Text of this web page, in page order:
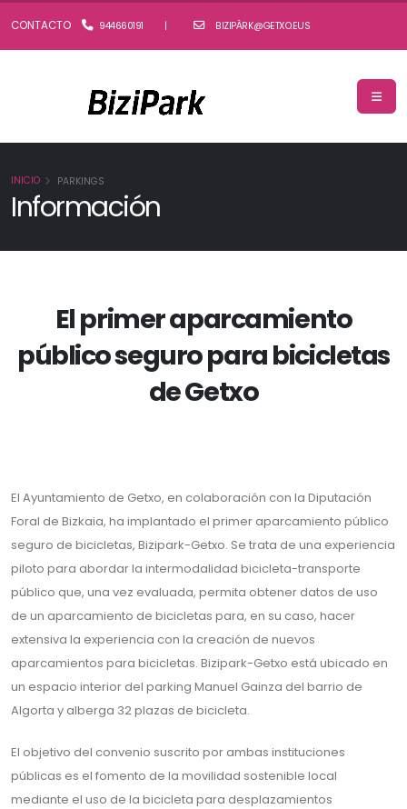
CONTACTO 944660191 | BIZIPÀRK@GETXO.EUS
INICIO PARKINGS
Información
El primer aparcamiento
público seguro para bicicletas
de Getxo
El Ayuntamiento de Getxo, en colaboración con la Diputación
Foral de Bizkaia, ha implantado el primer aparcamiento público
seguro de bicicletas, Bizipark-Getxo. Se trata de una experiencia
piloto para abordar la intermodalidad bicicleta-transporte
público que, una vez evaluada, permita obtener datos de uso
de un aparcamiento de bicicletas para, en su caso, hacer
extensiva la experiencia con la creación de nuevos
aparcamientos para bicicletas. Bizipark-Getxo está ubicado en
un espacio interior del parking Manuel Gainza del barrio de
Algorta y alberga 32 plazas de bicicleta.
El objetivo del convenio suscrito por ambas instituciones
públicas es el fomento de la movilidad sostenible local
mediante el uso de la bicicleta para desplazamientos